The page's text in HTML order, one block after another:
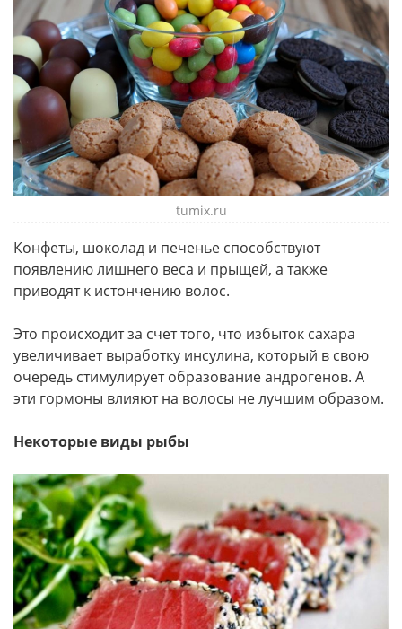
tumix.ru
Конфеты, шоколад и печенье способствуют
появлению лишнего веса и прыщей, а также
приводят к истончению волос.
Это происходит за счет того, что избыток сахара
увеличивает выработку инсулина, который в свою
очередь стимулирует образование андрогенов. А
эти гормоны влияют на волосы не лучшим образом.
Некоторые виды рыбы